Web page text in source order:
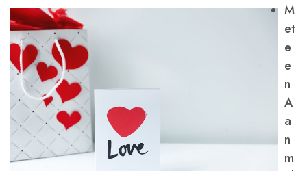
M
et
e
e
n
A
a
n
m